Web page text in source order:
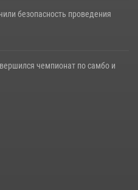
безопасность проведения
чемпионат по самбо и